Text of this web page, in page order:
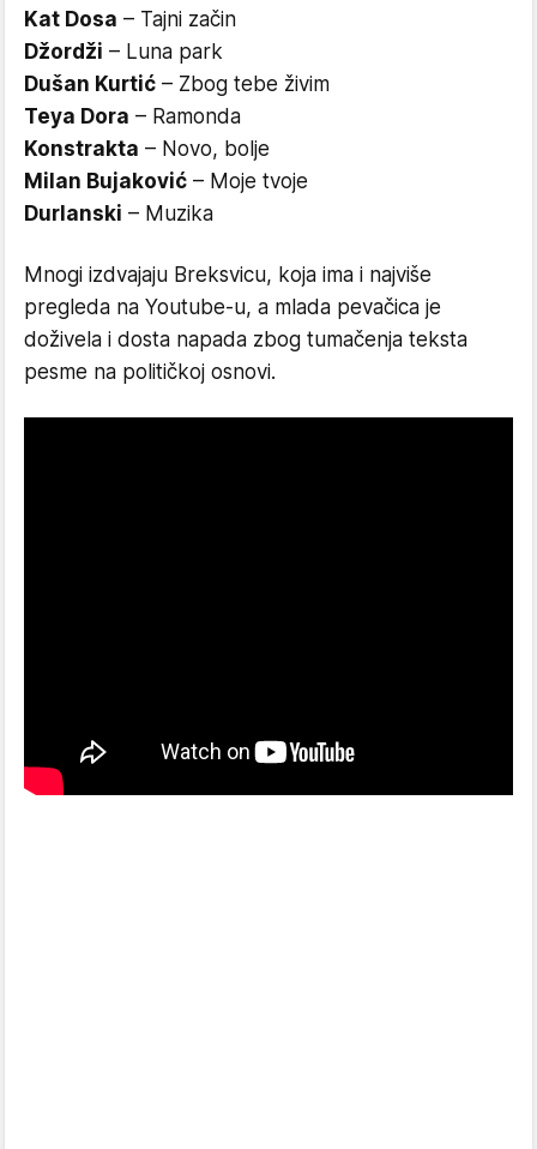
Kat Dosa – Tajni začin
Džordži – Luna park
Dušan Kurtić – Zbog tebe živim
Teya Dora – Ramonda
Konstrakta – Novo, bolje
Milan Bujaković – Moje tvoje
Durlanski – Muzika
Mnogi izdvajaju Breksvicu, koja ima i najviše
pregleda na Youtube-u, a mlada pevačica je
doživela i dosta napada zbog tumačenja teksta
pesme na političkoj osnovi.